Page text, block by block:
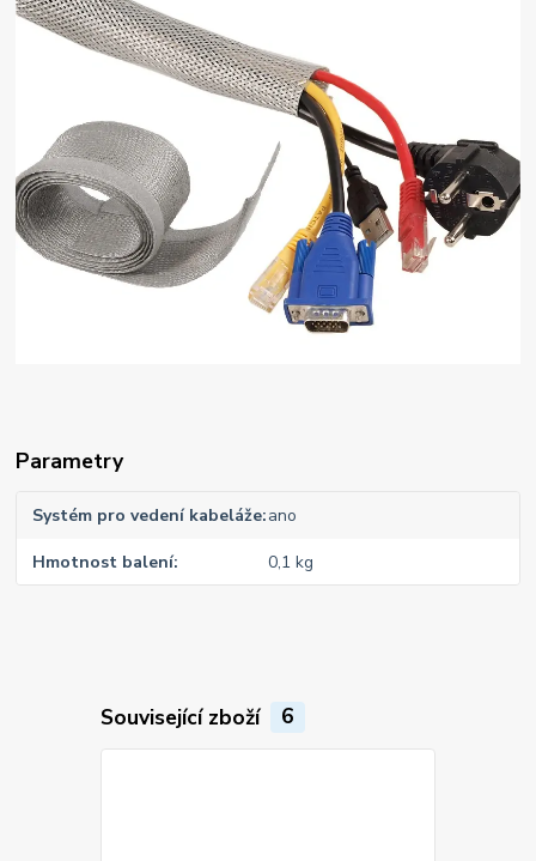
Parametry
Systém pro vedení kabeláže ano
Hmotnost balení 0,1 kg
Související zboží 6